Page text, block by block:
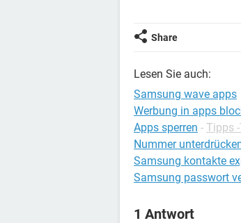
Share
Lesen Sie auch:
Samsung wave apps
Werbung in apps
Apps sperren - Tipps
Nummer
Samsung kontakte
Samsung passwort
1 Antwort